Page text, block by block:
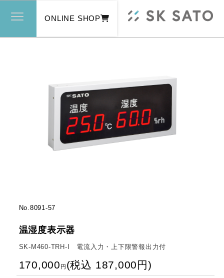
ONLINE SHOP
No.8091-57
温湿度表示器
SK-M460-TRH-I 電流入力・上下限警報出力付
170,000 円 (税込 187,000 円 )